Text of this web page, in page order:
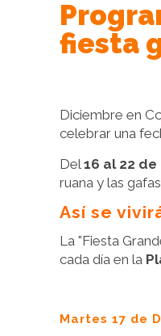
fiesta
Diciembre en
celebrar una
Del 16 al 22
ruana y las
Así se
La "Fiesta
cada día en la
Martes 17 de